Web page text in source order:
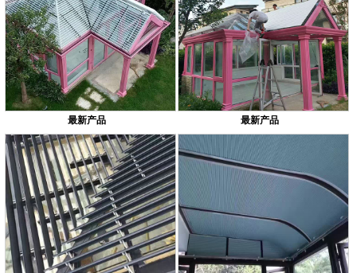
最新产品 最新产品